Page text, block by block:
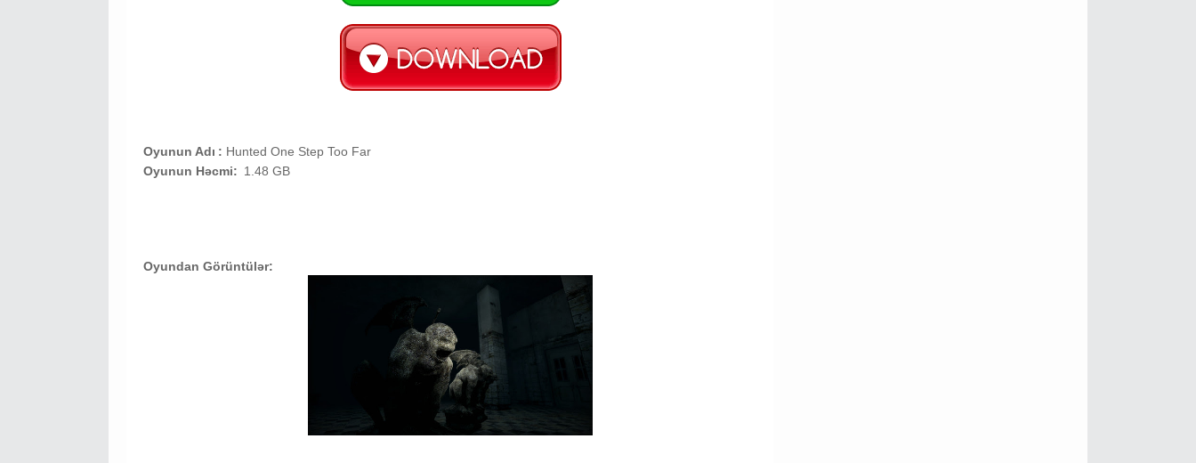
Oyunun Adı : Hunted One Step Too Far
Oyunun Həcmi: 1.48 GB
Oyundan Görüntülər: